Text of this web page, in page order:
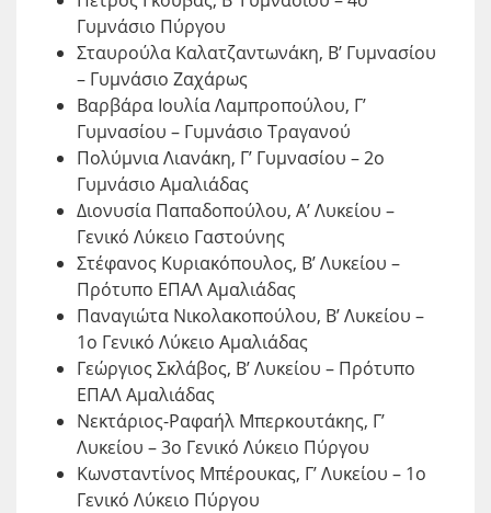
Γυμνάσιο Πύργου
Σταυρούλα Καλατζαντωνάκη, Β’ Γυμνασίου
– Γυμνάσιο Ζαχάρως
Βαρβάρα Ιουλία Λαμπροπούλου, Γ’
Γυμνασίου – Γυμνάσιο Τραγανού
Πολύμνια Λιανάκη, Γ’ Γυμνασίου – 2ο
Γυμνάσιο Αμαλιάδας
Διονυσία Παπαδοπούλου, Α’ Λυκείου –
Γενικό Λύκειο Γαστούνης
Στέφανος Κυριακόπουλος, Β’ Λυκείου –
Πρότυπο ΕΠΑΛ Αμαλιάδας
Παναγιώτα Νικολακοπούλου, Β’ Λυκείου –
1ο Γενικό Λύκειο Αμαλιάδας
Γεώργιος Σκλάβος, Β’ Λυκείου – Πρότυπο
ΕΠΑΛ Αμαλιάδας
Νεκτάριος-Ραφαήλ Μπερκουτάκης, Γ’
Λυκείου – 3ο Γενικό Λύκειο Πύργου
Κωνσταντίνος Μπέρουκας, Γ’ Λυκείου – 1ο
Γενικό Λύκειο Πύργου